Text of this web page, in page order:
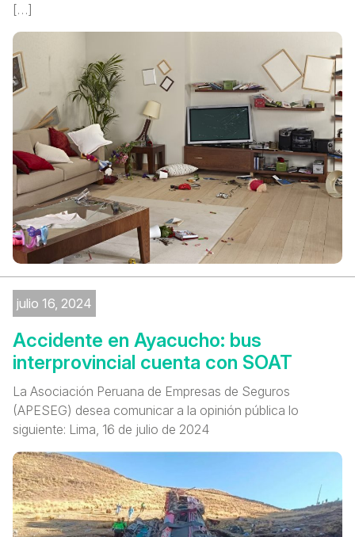
[…]
julio 16, 2024
Accidente en Ayacucho: bus
interprovincial cuenta con SOAT
La Asociación Peruana de Empresas de Seguros
(APESEG) desea comunicar a la opinión pública lo
siguiente: Lima, 16 de julio de 2024